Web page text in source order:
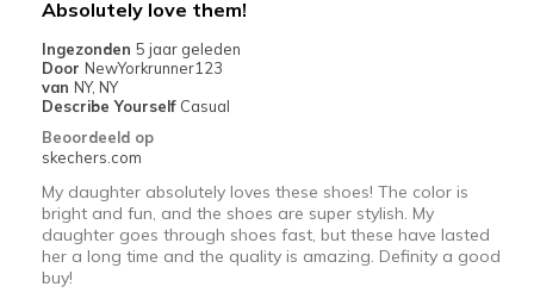
Absolutely love them!
Ingezonden 5 jaar geleden
Door NewYorkrunner123
van NY, NY
Describe Yourself Casual
Beoordeeld op
skechers.com
My daughter absolutely loves these shoes! The color is
bright and fun, and the shoes are super stylish. My
daughter goes through shoes fast, but these have lasted
her a long time and the quality is amazing. Definity a good
buy!